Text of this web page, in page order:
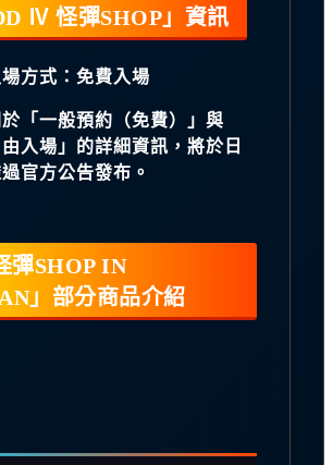
Ⅳ 怪彈SHOP」資訊
場方式：免費入場
「一般預約（免費）」與
由入場」的詳細資訊，將於日
官方公告發布。
彈SHOP IN
」部分商品介紹